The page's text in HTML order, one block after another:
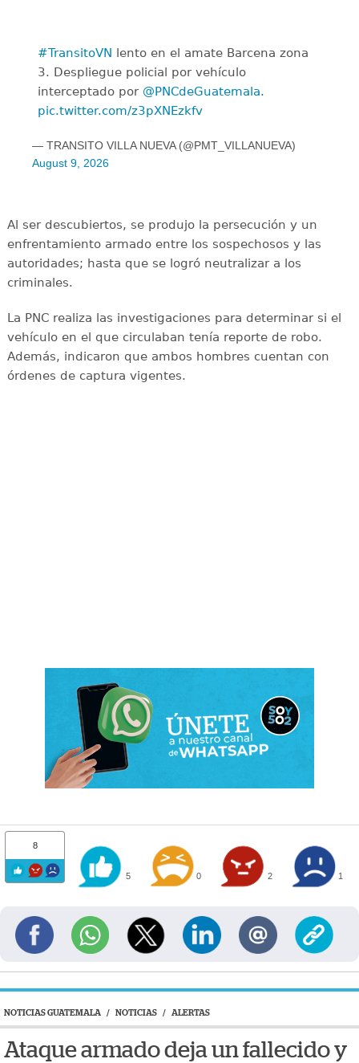
#TransitoVN lento en el amate Barcena zona
3. Despliegue policial por vehículo
interceptado por @PNCdeGuatemala.
pic.twitter.com/z3pXNEzkfv
— TRANSITO VILLA NUEVA (@PMT_VILLANUEVA)
August 9, 2026
Al ser descubiertos, se produjo la persecución y un
enfrentamiento armado entre los sospechosos y las
autoridades; hasta que se logró neutralizar a los
criminales.
La PNC realiza las investigaciones para determinar si el
vehículo en el que circulaban tenía reporte de robo.
Además, indicaron que ambos hombres cuentan con
órdenes de captura vigentes.
8
5 0 2 1
NOTICIAS GUATEMALA / NOTICIAS / ALERTAS
Ataque armado deja un fallecido y